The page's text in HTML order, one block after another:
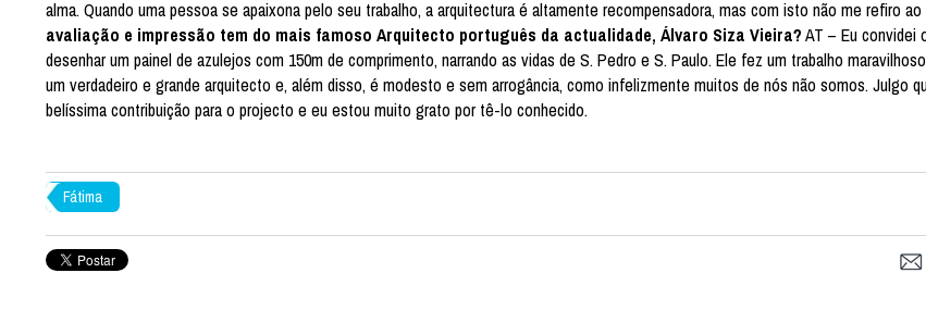
alma. Quando uma pessoa se apaixona pelo seu trabalho, a arquitectura é altamente recompensadora, mas com isto não me refiro ao
avaliação e impressão tem do mais famoso Arquitecto português da actualidade, Álvaro Siza Vieira?AT – Eu convidei
desenhar um painel de azulejos com 150m de comprimento, narrando as vidas de S. Pedro e S. Paulo. Ele fez um trabalho
um verdadeiro e grande arquitecto e, além disso, é modesto e sem arrogância, como infelizmente muitos de nós não somos. Julgo
belíssima contribuição para o projecto e eu estou muito grato por tê-lo conhecido.
Fátima